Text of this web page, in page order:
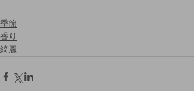
季節
香り
綺麗